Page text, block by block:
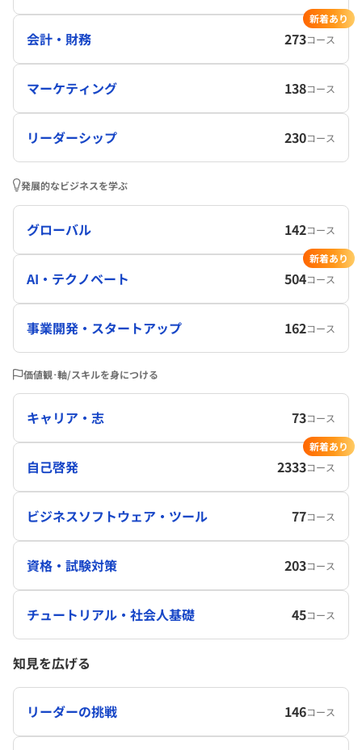
会計・財務 273コース
新着あり
マーケティング 138コース
リーダーシップ 230コース
発展的なビジネスを学ぶ
グローバル 142コース
AI・テクノベート 504コース
新着あり
事業開発・スタートアップ 162コース
価値観･軸/スキルを身につける
キャリア・志 73コース
自己啓発 2333コース
新着あり
ビジネスソフトウェア・ツール 77コース
資格・試験対策 203コース
チュートリアル・社会人基礎 45コース
知見を広げる
リーダーの挑戦 146コース